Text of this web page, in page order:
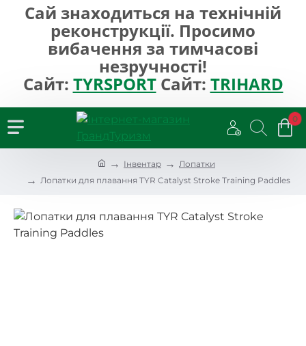
Сай знаходиться на технічній
реконструкції. Просимо
вибачення за тимчасові
незручності!
Сайт: TYRSPORTСайт: TRIHARD
0
Інвентар
Лопатки
Лопатки для плавання TYR Catalyst Stroke Training Paddles